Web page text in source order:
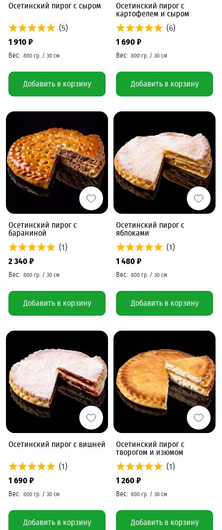
Осетинский пирог с сыром
(5)
1 910 ₽
Добавить в корзину
Осетинский пирог с
картофелем и сыром
(6)
1 690 ₽
Добавить в корзину
Осетинский пирог с
бараниной
(1)
2 340 ₽
Добавить в корзину
Осетинский пирог с
яблоками
(1)
1 480 ₽
Добавить в корзину
Осетинский пирог с вишней
(1)
1 690 ₽
Добавить в корзину
Осетинский пирог с
творогом и изюмом
(1)
1 260 ₽
Добавить в корзину